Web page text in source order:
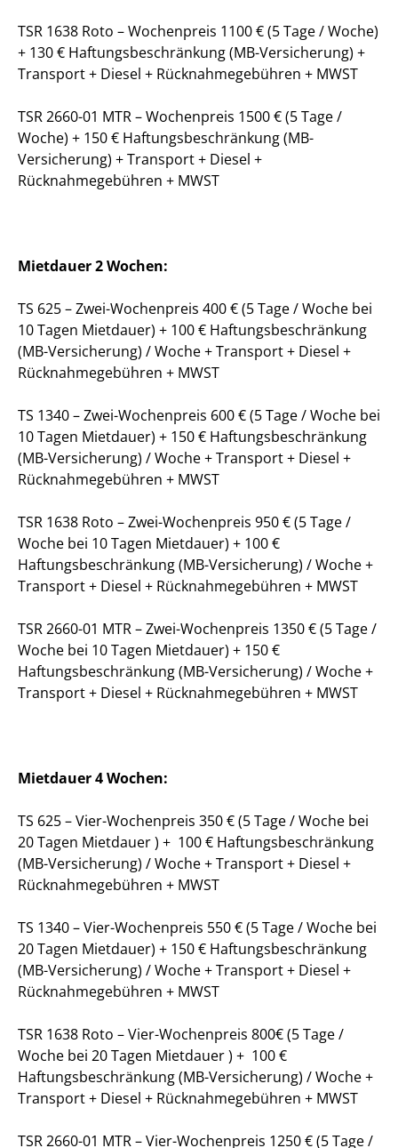
TSR 1638 Roto – Wochenpreis 1100 € (5 Tage / Woche)
+ 130 € Haftungsbeschränkung (MB-Versicherung) +
Transport + Diesel + Rücknahmegebühren + MWST
TSR 2660-01 MTR – Wochenpreis 1500 € (5 Tage /
Woche) + 150 € Haftungsbeschränkung (MB-
Versicherung) + Transport + Diesel +
Rücknahmegebühren + MWST
Mietdauer 2 Wochen:
TS 625 – Zwei-Wochenpreis 400 € (5 Tage / Woche bei
10 Tagen Mietdauer) + 100 € Haftungsbeschränkung
(MB-Versicherung) / Woche + Transport + Diesel +
Rücknahmegebühren + MWST
TS 1340 – Zwei-Wochenpreis 600 € (5 Tage / Woche bei
10 Tagen Mietdauer) + 150 € Haftungsbeschränkung
(MB-Versicherung) / Woche + Transport + Diesel +
Rücknahmegebühren + MWST
TSR 1638 Roto – Zwei-Wochenpreis 950 € (5 Tage /
Woche bei 10 Tagen Mietdauer) + 100 €
Haftungsbeschränkung (MB-Versicherung) / Woche +
Transport + Diesel + Rücknahmegebühren + MWST
TSR 2660-01 MTR – Zwei-Wochenpreis 1350 € (5 Tage /
Woche bei 10 Tagen Mietdauer) + 150 €
Haftungsbeschränkung (MB-Versicherung) / Woche +
Transport + Diesel + Rücknahmegebühren + MWST
Mietdauer 4 Wochen:
TS 625 – Vier-Wochenpreis 350 € (5 Tage / Woche bei
20 Tagen Mietdauer ) + 100 € Haftungsbeschränkung
(MB-Versicherung) / Woche + Transport + Diesel +
Rücknahmegebühren + MWST
TS 1340 – Vier-Wochenpreis 550 € (5 Tage / Woche bei
20 Tagen Mietdauer) + 150 € Haftungsbeschränkung
(MB-Versicherung) / Woche + Transport + Diesel +
Rücknahmegebühren + MWST
TSR 1638 Roto – Vier-Wochenpreis 800€ (5 Tage /
Woche bei 20 Tagen Mietdauer ) + 100 €
Haftungsbeschränkung (MB-Versicherung) / Woche +
Transport + Diesel + Rücknahmegebühren + MWST
TSR 2660-01 MTR – Vier-Wochenpreis 1250 € (5 Tage /